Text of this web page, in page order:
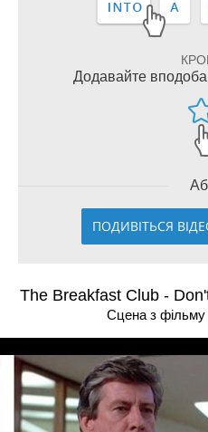
Додавайте
ПОДИВІТЬСЯ
Сцена з фільму